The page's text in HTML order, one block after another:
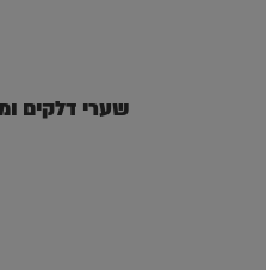
שערי דלקים